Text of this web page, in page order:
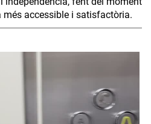
més accessible i satisfactòria.